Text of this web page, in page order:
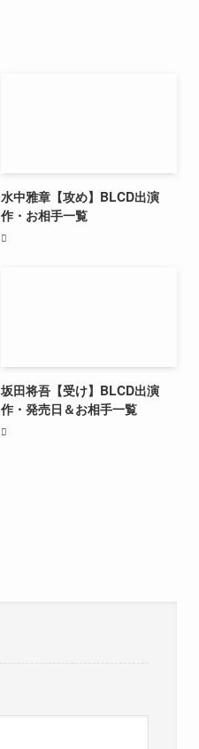
水中雅章【攻め】BLCD出演
作・お相手一覧
坂田将吾【受け】BLCD出演
作・発売日＆お相手一覧